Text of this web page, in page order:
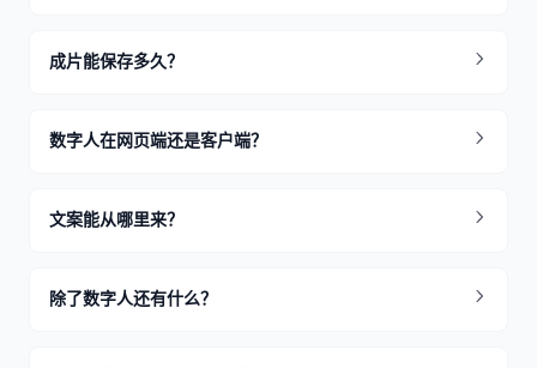
成片能保存多久？
数字人在网页端还是客户端？
文案能从哪里来？
除了数字人还有什么？